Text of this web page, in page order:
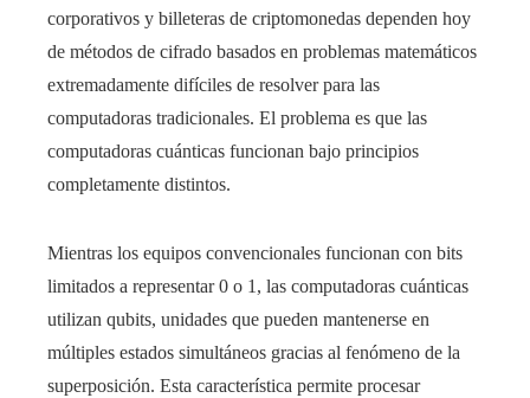
corporativos y billeteras de criptomonedas dependen hoy
de métodos de cifrado basados en problemas matemáticos
extremadamente difíciles de resolver para las
computadoras tradicionales. El problema es que las
computadoras cuánticas funcionan bajo principios
completamente distintos.
Mientras los equipos convencionales funcionan con bits
limitados a representar 0 o 1, las computadoras cuánticas
utilizan qubits, unidades que pueden mantenerse en
múltiples estados simultáneos gracias al fenómeno de la
superposición. Esta característica permite procesar